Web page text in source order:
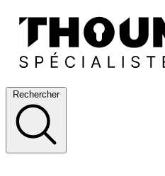
Rechercher